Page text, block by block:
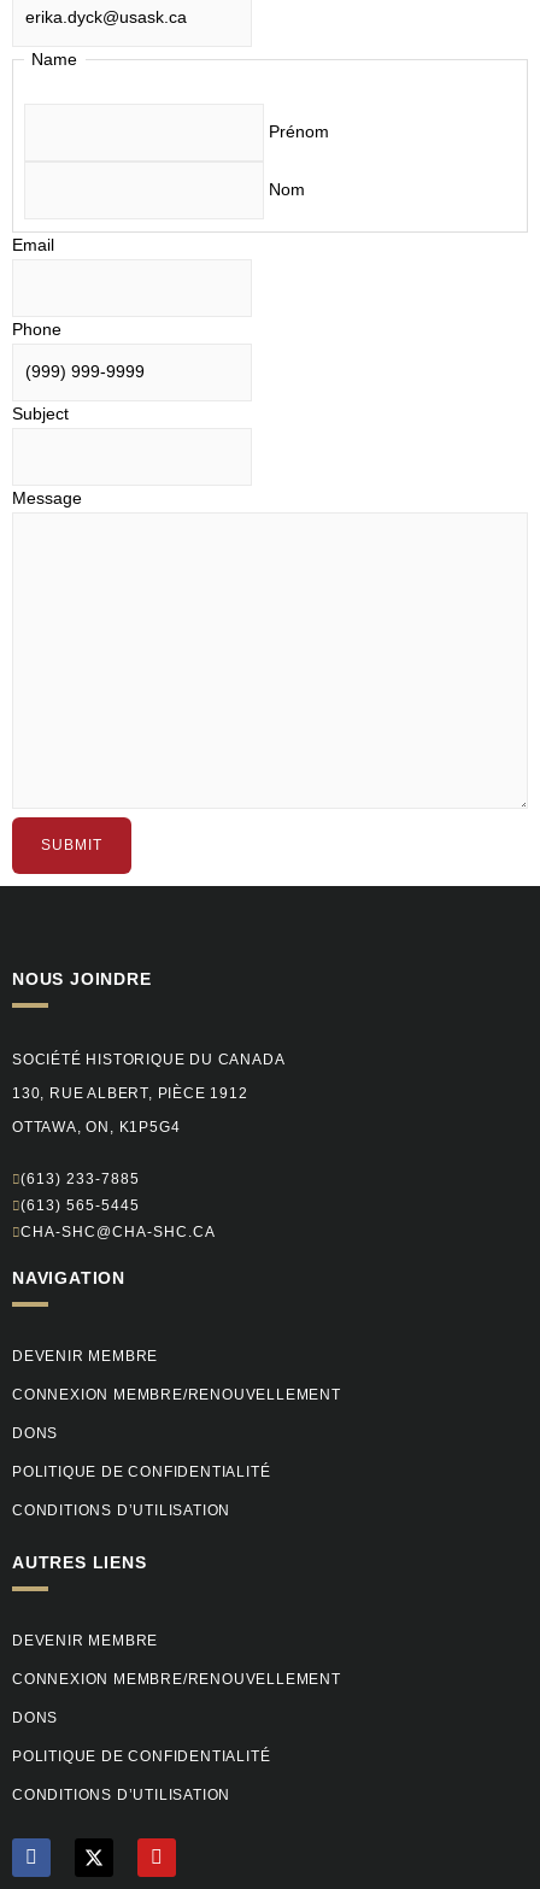
Name
Prénom
Nom
Email
Phone
Subject
Message
SUBMIT
NOUS JOINDRE
SOCIÉTÉ HISTORIQUE DU CANADA
130, RUE ALBERT, PIÈCE 1912
OTTAWA, ON, K1P5G4
(613) 233-7885
(613) 565-5445
CHA-SHC@CHA-SHC.CA
NAVIGATION
DEVENIR MEMBRE
CONNEXION MEMBRE/RENOUVELLEMENT
DONS
POLITIQUE DE CONFIDENTIALITÉ
CONDITIONS D’UTILISATION
AUTRES LIENS
DEVENIR MEMBRE
CONNEXION MEMBRE/RENOUVELLEMENT
DONS
POLITIQUE DE CONFIDENTIALITÉ
CONDITIONS D’UTILISATION
F
a
Y
o